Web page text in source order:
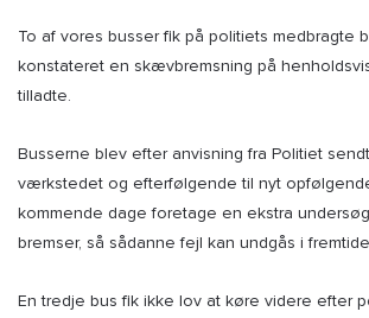
To af vores busser fik på politiets medbragte
konstateret en skævbremsning på
tilladte.
Busserne blev efter anvisning fra Politiet
værkstedet og efterfølgende til nyt
kommende dage foretage en ekstra
bremser, så sådanne fejl kan undgås i
En tredje bus fik ikke lov at køre videre efter